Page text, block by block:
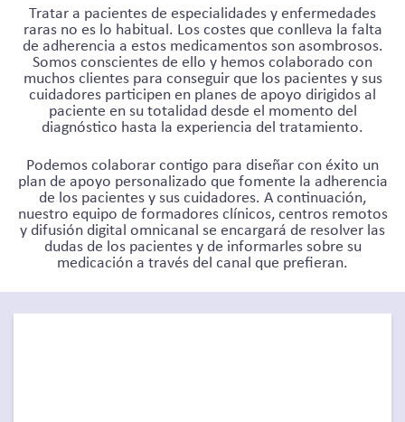
Tratar a pacientes de especialidades y enfermedades
raras no es lo habitual. Los costes que conlleva la falta
de adherencia a estos medicamentos son asombrosos.
Somos conscientes de ello y hemos colaborado con
muchos clientes para conseguir que los pacientes y sus
cuidadores participen en planes de apoyo dirigidos al
paciente en su totalidad desde el momento del
diagnóstico hasta la experiencia del tratamiento.
Podemos colaborar contigo para diseñar con éxito un
plan de apoyo personalizado que fomente la adherencia
de los pacientes y sus cuidadores. A continuación,
nuestro equipo de formadores clínicos, centros remotos
y difusión digital omnicanal se encargará de resolver las
dudas de los pacientes y de informarles sobre su
medicación a través del canal que prefieran.